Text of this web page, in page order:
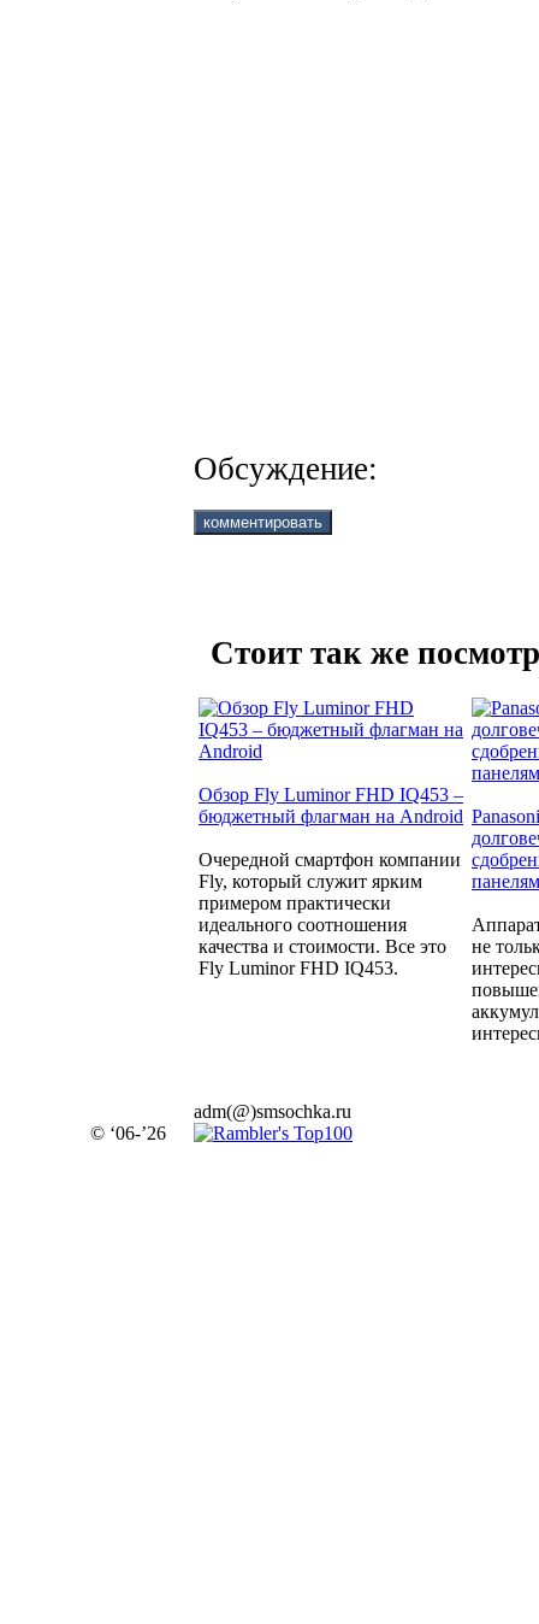
Обсуждение:
Стоит так же
Обзор Fly Luminor FHD IQ453 –
бюджетный флагман на Android
Очередной смартфон компании
Fly, который служит ярким
примером практически
идеального соотношения
качества и стоимости. Все это
Fly Luminor FHD IQ453.
не
© ‘06-’26
adm(@)smsochka.ru